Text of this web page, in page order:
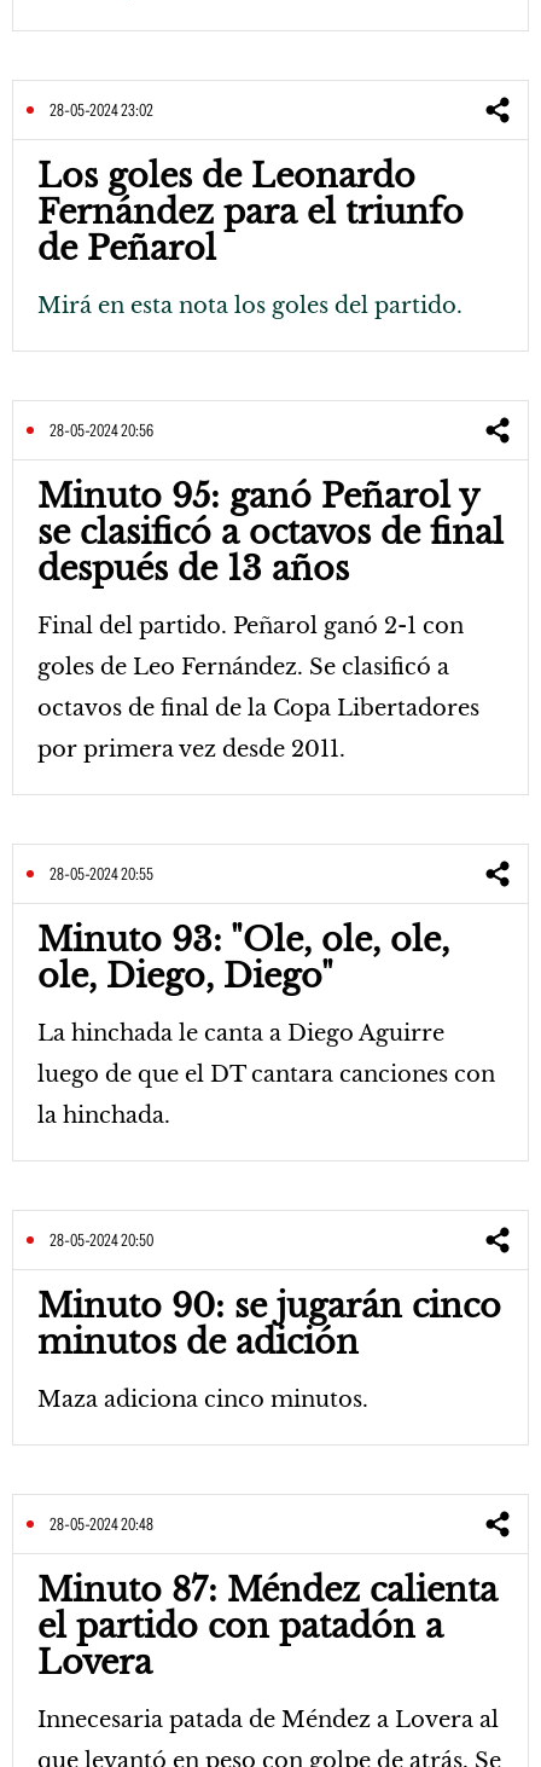
28-05-2024 23:02
Los goles de Leonardo
Fernández para el triunfo
de Peñarol
Mirá en esta nota los goles del partido.
28-05-2024 20:56
Minuto 95: ganó Peñarol y
se clasificó a octavos de final
después de 13 años
Final del partido. Peñarol ganó 2-1 con
goles de Leo Fernández. Se clasificó a
octavos de final de la Copa Libertadores
por primera vez desde 2011.
28-05-2024 20:55
Minuto 93: "Ole, ole, ole,
ole, Diego, Diego"
La hinchada le canta a Diego Aguirre
luego de que el DT cantara canciones con
la hinchada.
28-05-2024 20:50
Minuto 90: se jugarán cinco
minutos de adición
Maza adiciona cinco minutos.
28-05-2024 20:48
Minuto 87: Méndez calienta
el partido con patadón a
Lovera
Innecesaria patada de Méndez a Lovera al
que levantó en peso con golpe de atrás. Se